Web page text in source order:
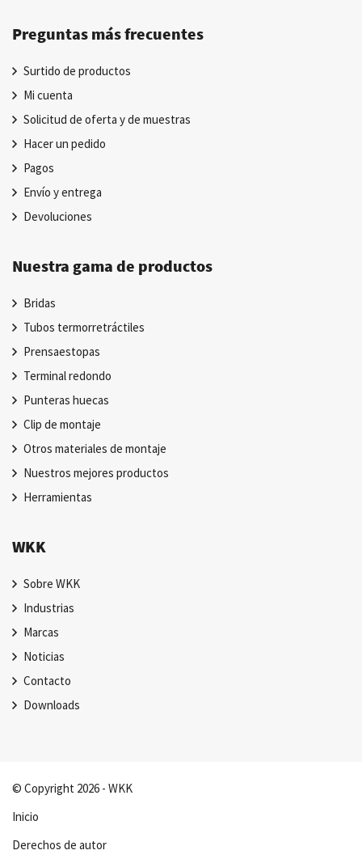
Preguntas más frecuentes
Surtido de productos
Mi cuenta
Solicitud de oferta y de muestras
Hacer un pedido
Pagos
Envío y entrega
Devoluciones
Nuestra gama de productos
Bridas
Tubos termorretráctiles
Prensaestopas
Terminal redondo
Punteras huecas
Clip de montaje
Otros materiales de montaje
Nuestros mejores productos
Herramientas
WKK
Sobre WKK
Industrias
Marcas
Noticias
Contacto
Downloads
© Copyright 2026 - WKK
Inicio
Derechos de autor